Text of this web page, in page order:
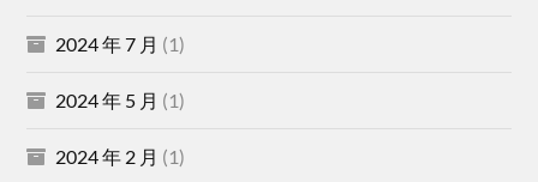
2024 年 7 月 (1)
2024 年 5 月 (1)
2024 年 2 月 (1)